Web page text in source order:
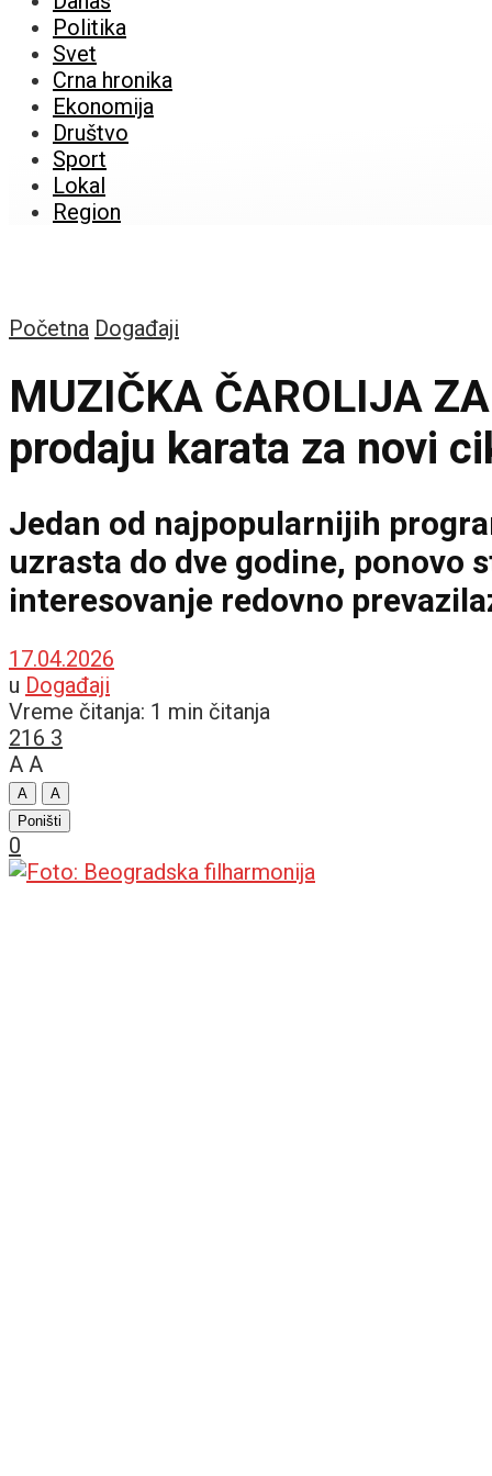
Politika
Svet
Crna hronika
Ekonomija
Društvo
Sport
Lokal
Region
Početna Događaji
MUZIČKA ČAROLIJA
prodaju karata za novi
Jedan od najpopularnijih
uzrasta do dve godine, ponovo
interesovanje redovno
17.04.2026
u Događaji
Vreme čitanja: 1 min čitanja
216 3
A A
A
A
Poništi
0